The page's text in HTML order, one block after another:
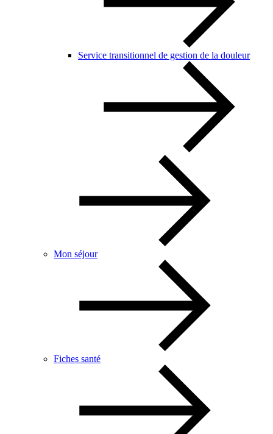
Service transitionnel de gestion de la douleur
Mon séjour
Fiches santé